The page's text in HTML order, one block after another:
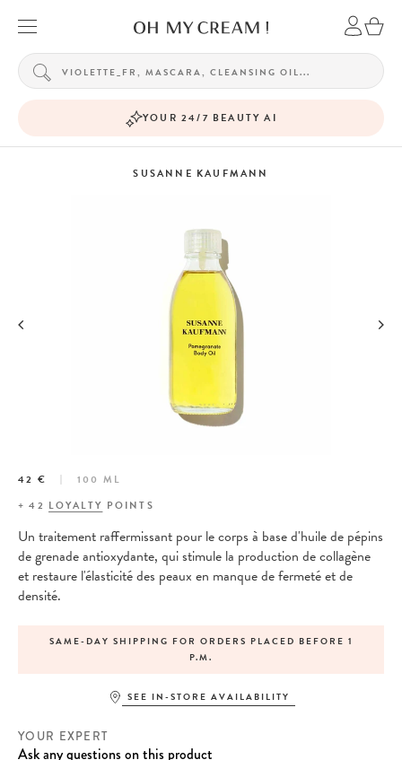
YOUR 24/7 BEAUTY AI
SUSANNE KAUFMANN
42 €
100 ML
+42 LOYALTY POINTS
Un traitement raffermissant pour le corps à base d'huile de pépins
de grenade antioxydante, qui stimule la production de collagène
et restaure l'élasticité des peaux en manque de fermeté et de
densité.
SAME-DAY SHIPPING FOR ORDERS PLACED BEFORE 1
P.M.
SEE IN-STORE AVAILABILITY
YOUR EXPERT
Ask any questions on this product